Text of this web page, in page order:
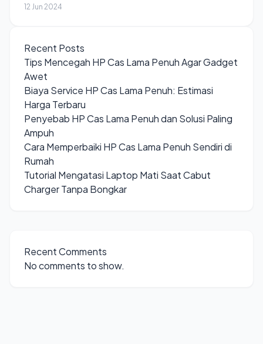
12 Jun 2024
Recent Posts
Tips Mencegah HP Cas Lama Penuh Agar Gadget
Awet
Biaya Service HP Cas Lama Penuh: Estimasi
Harga Terbaru
Penyebab HP Cas Lama Penuh dan Solusi Paling
Ampuh
Cara Memperbaiki HP Cas Lama Penuh Sendiri di
Rumah
Tutorial Mengatasi Laptop Mati Saat Cabut
Charger Tanpa Bongkar
Recent Comments
No comments to show.